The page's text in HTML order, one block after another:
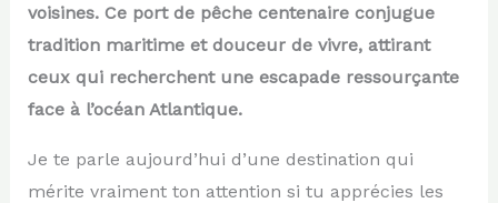
voisines. Ce port de pêche centenaire conjugue
tradition maritime et douceur de vivre, attirant
ceux qui recherchent une escapade ressourçante
face à l’océan Atlantique.
Je te parle aujourd’hui d’une destination qui
mérite vraiment ton attention si tu apprécies les